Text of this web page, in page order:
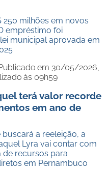
250 milhões em novos
empréstimo foi
municipal aprovada em
em 30/05/2026,
às 09h59
terá valor recorde
em ano de
a reeleição, a
Lyra vai contar com
de recursos para
em Pernambuco